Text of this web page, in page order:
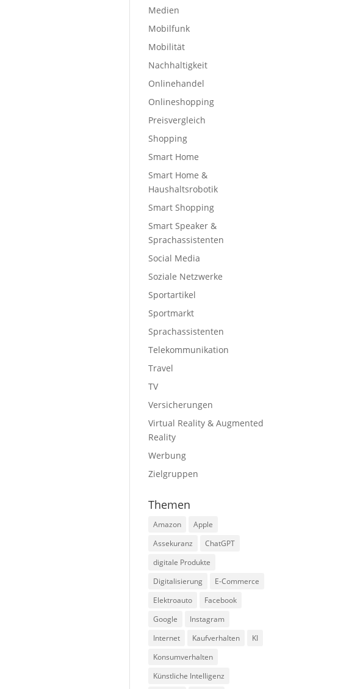
Medien
Mobilfunk
Mobilität
Nachhaltigkeit
Onlinehandel
Onlineshopping
Preisvergleich
Shopping
Smart Home
Smart Home &
Haushaltsrobotik
Smart Shopping
Smart Speaker &
Sprachassistenten
Social Media
Soziale Netzwerke
Sportartikel
Sportmarkt
Sprachassistenten
Telekommunikation
Travel
TV
Versicherungen
Virtual Reality & Augmented
Reality
Werbung
Zielgruppen
Themen
Amazon
Apple
Assekuranz
ChatGPT
digitale Produkte
Digitalisierung
E-Commerce
Elektroauto
Facebook
Google
Instagram
Internet
Kaufverhalten
KI
Konsumverhalten
Künstliche Intelligenz